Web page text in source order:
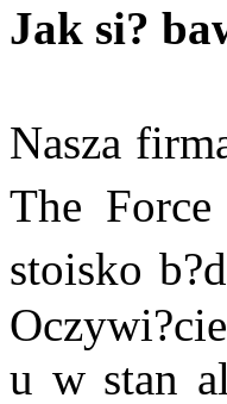
Jak si?
Nasza
The
stoisko
u w stan